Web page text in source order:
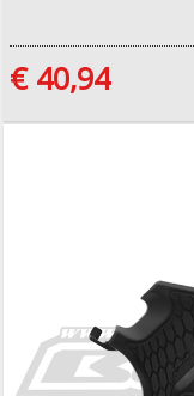
€ 40,94